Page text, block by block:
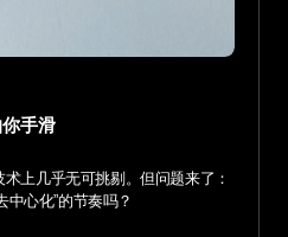
手滑
中心化”的节奏吗？